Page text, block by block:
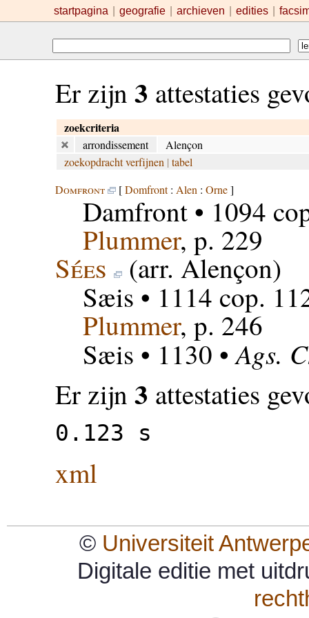
startpagina geografie archieven edities
Er zijn 3 attestaties
zoekcriteria
arrondissement
Alençon
zoekopdracht verfijnen | tabel
Domfront
[Domfront: Alen : Orne]
Damfront• 1094
Plummer, p. 229
Sées (arr. Alençon)
Sæis • 1114 cop.
Plummer, p. 246
Sæis • 1130 •Ags.
Er zijn 3 attestaties
0.123 s
xml
© Universiteit
Digitale editie met